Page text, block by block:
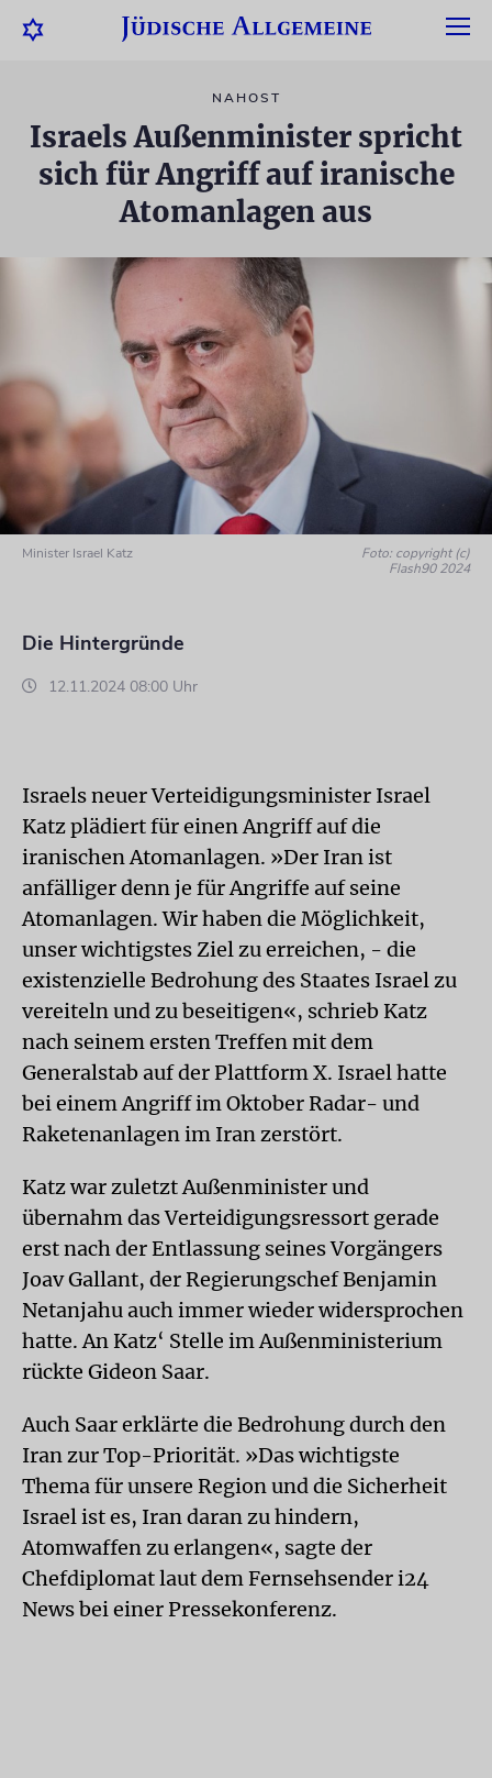
NAHOST
Israels Außenminister spricht
sich für Angriff auf iranische
Atomanlagen aus
Minister Israel Katz
Foto: copyright (c)
Flash90 2024
Die Hintergründe
12.11.2024 08:00 Uhr
Israels neuer Verteidigungsminister Israel
Katz plädiert für einen Angriff auf die
iranischen Atomanlagen. »Der Iran ist
anfälliger denn je für Angriffe auf seine
Atomanlagen. Wir haben die Möglichkeit,
unser wichtigstes Ziel zu erreichen, - die
existenzielle Bedrohung des Staates Israel zu
vereiteln und zu beseitigen«, schrieb Katz
nach seinem ersten Treffen mit dem
Generalstab auf der Plattform X. Israel hatte
bei einem Angriff im Oktober Radar- und
Raketenanlagen im Iran zerstört.
Katz war zuletzt Außenminister und
übernahm das Verteidigungsressort gerade
erst nach der Entlassung seines Vorgängers
Joav Gallant, der Regierungschef Benjamin
Netanjahu auch immer wieder widersprochen
hatte. An Katz‘ Stelle im Außenministerium
rückte Gideon Saar.
Auch Saar erklärte die Bedrohung durch den
Iran zur Top-Priorität. »Das wichtigste
Thema für unsere Region und die Sicherheit
Israel ist es, Iran daran zu hindern,
Atomwaffen zu erlangen«, sagte der
Chefdiplomat laut dem Fernsehsender i24
News bei einer Pressekonferenz.